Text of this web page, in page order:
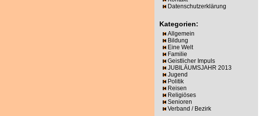
Datenschutzerklärung
Kategorien:
Allgemein
Bildung
Eine Welt
Familie
Geistlicher Impuls
JUBILÄUMSJAHR 2013
Jugend
Politik
Reisen
Religiöses
Senioren
Verband / Bezirk